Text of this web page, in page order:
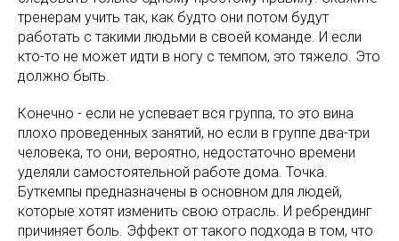
тренерам учить так, как будто они потом будут
работать с такими людьми в своей команде. И если
кто-то не может идти в ногу с темпом, это тяжело. Это
должно быть.
Конечно - если не успевает вся группа, то это вина
плохо проведенных занятий, но если в группе два-три
человека, то они, вероятно, недостаточно времени
уделяли самостоятельной работе дома. Точка.
Буткемпы предназначены в основном для людей,
которые хотят изменить свою отрасль. И ребрендинг
причиняет боль. Эффект от такого подхода в том, что